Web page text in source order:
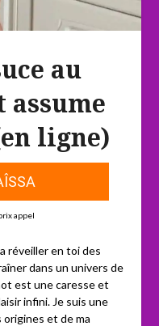
au
assume
ligne)
appel
réveiller en toi des
dans un univers de
est une caresse et
infini. Je suis une
et de ma